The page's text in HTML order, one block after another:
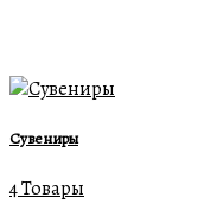
Сувениры
4 Товары